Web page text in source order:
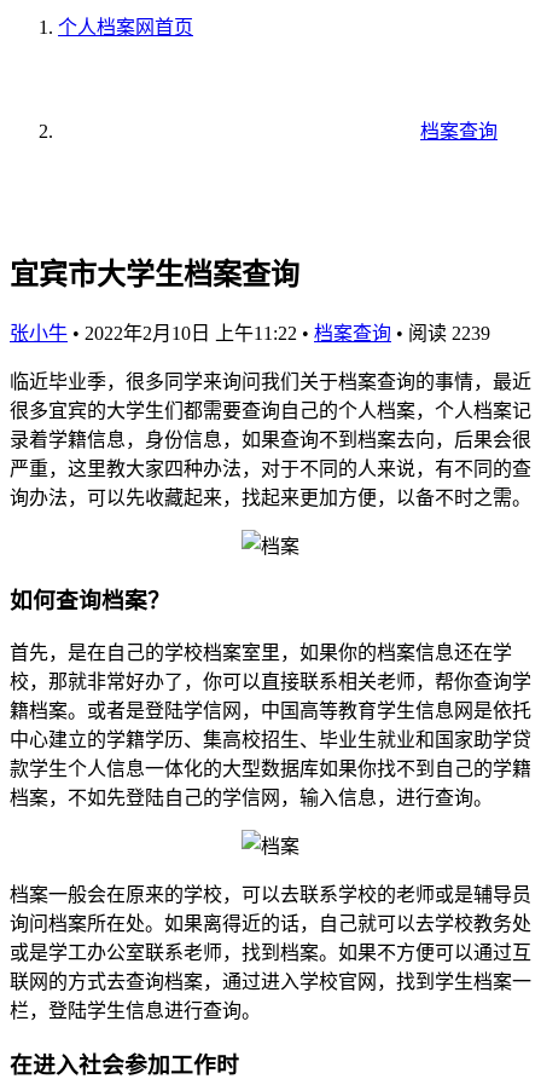
个人档案网首页
档案查询
宜宾市大学生档案查询
张小牛 • 2022年2月10日 上午11:22 • 档案查询 • 阅读 2239
临近毕业季，很多同学来询问我们关于档案查询的事情，最近
很多宜宾的大学生们都需要查询自己的个人档案，个人档案记
录着学籍信息，身份信息，如果查询不到档案去向，后果会很
严重，这里教大家四种办法，对于不同的人来说，有不同的查
询办法，可以先收藏起来，找起来更加方便，以备不时之需。
如何查询档案？
首先，是在自己的学校档案室里，如果你的档案信息还在学
校，那就非常好办了，你可以直接联系相关老师，帮你查询学
籍档案。或者是登陆学信网，中国高等教育学生信息网是依托
中心建立的学籍学历、集高校招生、毕业生就业和国家助学贷
款学生个人信息一体化的大型数据库如果你找不到自己的学籍
档案，不如先登陆自己的学信网，输入信息，进行查询。
档案一般会在原来的学校，可以去联系学校的老师或是辅导员
询问档案所在处。如果离得近的话，自己就可以去学校教务处
或是学工办公室联系老师，找到档案。如果不方便可以通过互
联网的方式去查询档案，通过进入学校官网，找到学生档案一
栏，登陆学生信息进行查询。
在进入社会参加工作时